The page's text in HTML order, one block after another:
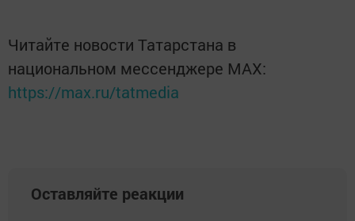
Читайте новости Татарстана в
национальном мессенджере MАХ:
https://max.ru/tatmedia
Оставляйте реакции